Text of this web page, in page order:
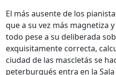
El más ausente de los
que a su vez más magnetiza
todo pese a su deliberada
exquisitamente correcta,
ciudad de las mascletás se
peterburgués entra en la